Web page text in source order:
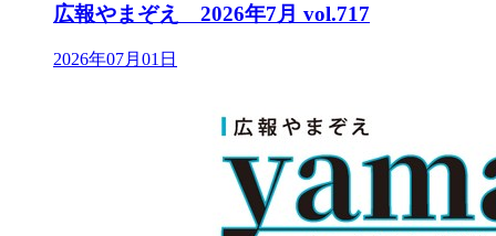
広報やまぞえ 2026年7月 vol.717
2026年07月01日